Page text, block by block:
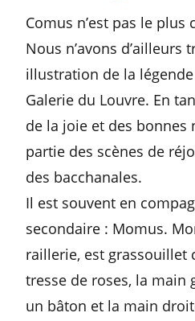
Comus n’est pas le plus
Nous n’avons d’ailleurs
illustration de la
Galerie du Louvre. En
de la joie et des
partie des scènes de
des bacchanales.
Il est souvent en
secondaire : Momus.
raillerie, est grassouillet
tresse de roses, la main
un bâton et la main